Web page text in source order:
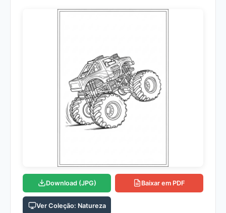
Download (JPG) Baixar em PDF
Ver Coleção: Natureza